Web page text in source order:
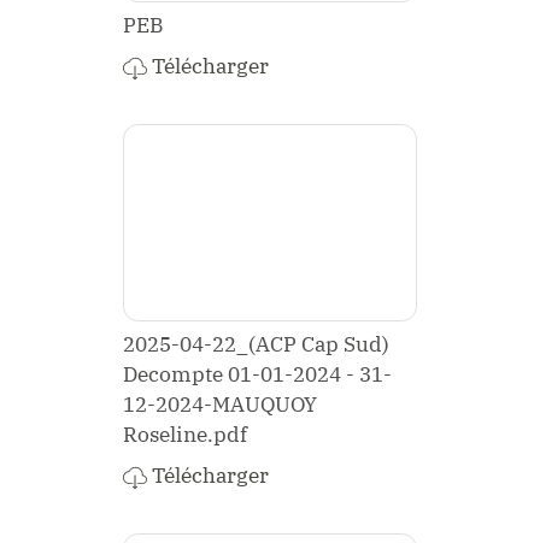
PEB
Télécharger
2025-04-22_(ACP Cap Sud)
Decompte 01-01-2024 - 31-
12-2024-MAUQUOY
Roseline.pdf
Télécharger